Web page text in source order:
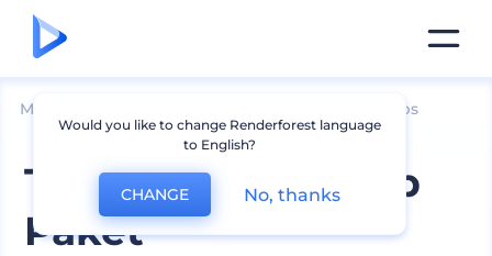
Mockups Andere Branding-Mockups
Türhänger Mockup
Paket
Would you like to change Renderforest language
to English?
CHANGE No, thanks